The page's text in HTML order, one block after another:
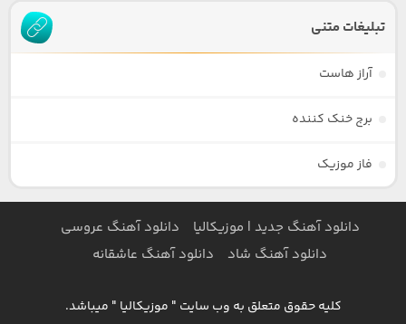
تبلیغات متنی
آراز هاست
برج خنک کننده
فاز موزیک
دانلود آهنگ جدید | موزیکالیا
دانلود آهنگ عروسی
دانلود آهنگ شاد
دانلود آهنگ عاشقانه
کلیه حقوق متعلق به وب سایت " موزیکالیا " میباشد.